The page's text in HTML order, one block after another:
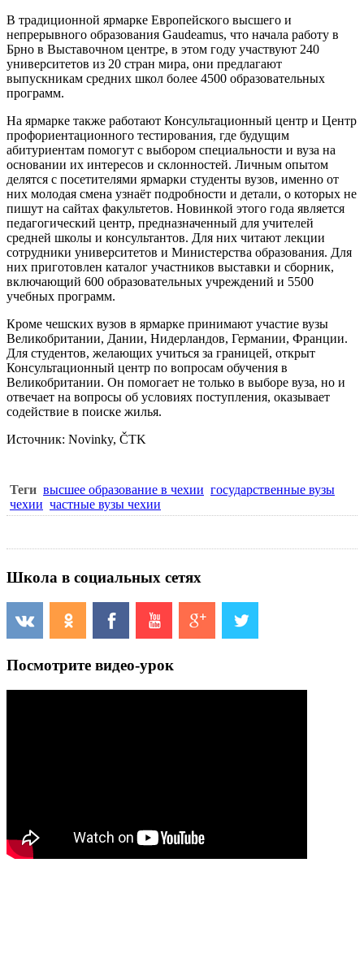
В традиционной ярмарке Европейского высшего и
непрерывного образования Gaudeamus, что начала работу в
Брно в Выставочном центре, в этом году участвуют 240
университетов из 20 стран мира, они предлагают
выпускникам средних школ более 4500 образовательных
программ.
На ярмарке также работают Консультационный центр и Центр
профориентационного тестирования, где будущим
абитуриентам помогут с выбором специальности и вуза на
основании их интересов и склонностей. Личным опытом
делятся с посетителями ярмарки студенты вузов, именно от
них молодая смена узнаёт подробности и детали, о которых не
пишут на сайтах факультетов. Новинкой этого года является
педагогический центр, предназначенный для учителей
средней школы и консультантов. Для них читают лекции
сотрудники университетов и Министерства образования. Для
них приготовлен каталог участников выставки и сборник,
включающий 600 образовательных учреждений и 5500
учебных программ.
Кроме чешских вузов в ярмарке принимают участие вузы
Великобритании, Дании, Нидерландов, Германии, Франции.
Для студентов, желающих учиться за границей, открыт
Консультационный центр по вопросам обучения в
Великобритании. Он помогает не только в выборе вуза, но и
отвечает на вопросы об условиях поступления, оказывает
содействие в поиске жилья.
Источник: Novinky, ČTK
Теги высшее образование в чехии государственные вузы
чехии частные вузы чехии
Школа в социальных сетях
Посмотрите видео-урок